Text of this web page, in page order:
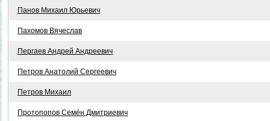
Панов Михаил Юрьевич
Пахомов Вячеслав
Пергаев Андрей Андреевич
Петров Анатолий Сергеевич
Петров Михаил
Протопопов Семён Дмитриевич